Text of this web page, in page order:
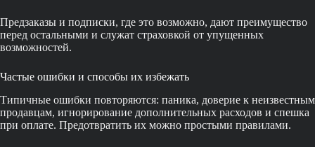
Предзаказы и подписки, где это возможно, дают преимущество
перед остальными и служат страховкой от упущенных
возможностей.
Частые ошибки и способы их избежать
Типичные ошибки повторяются: паника, доверие к неизвестным
продавцам, игнорирование дополнительных расходов и спешка
при оплате. Предотвратить их можно простыми правилами.